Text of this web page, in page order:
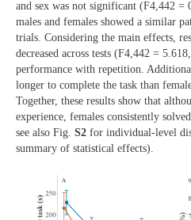
and sex was not significant (F4,442
males and females showed a similar
trials. Considering the main effects,
decreased across tests (F4,442 =
performance with repetition.
longer to complete the task than
Together, these results show that
experience, females consistently
see also Fig. S2 for individual-level
summary of statistical effects).